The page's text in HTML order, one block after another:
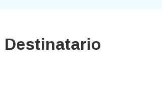
Destinatario